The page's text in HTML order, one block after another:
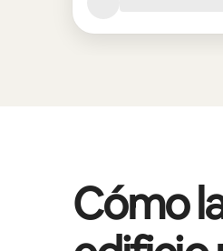
Cómo